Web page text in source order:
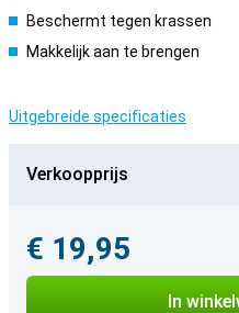
Beschermt tegen krassen
Makkelijk aan te brengen
Uitgebreide specificaties
Verkoopprijs
€ 19,95
In